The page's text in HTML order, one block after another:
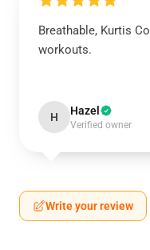
Breathable, Kurtis
workouts.
H Hazel
Verified owner
Write your review